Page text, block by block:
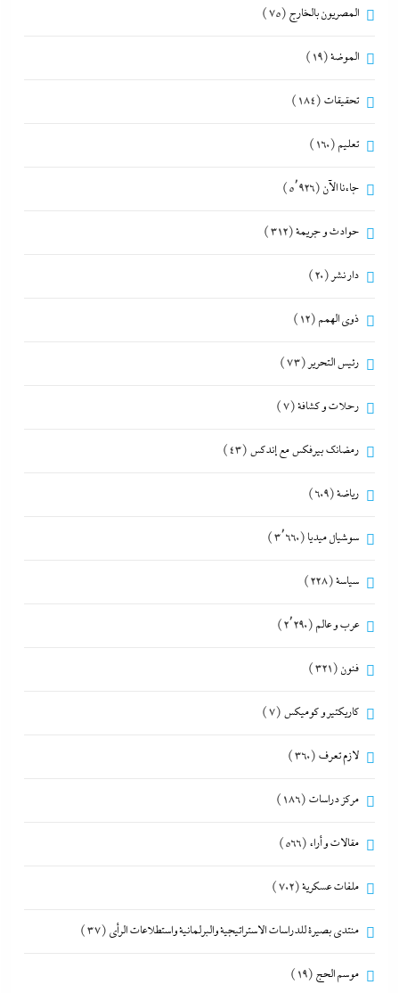
المصريون بالخارج (75)
الموضة(19)
تحقيقات (184)
تعليم (160)
جاءنا الآن (5٬926)
حوادث و جريمة(312)
دار نشر (20)
ذوى الهمم (12)
رئيس التحرير (73)
رحلات و كشافة(7)
رمضانك بيرفكس مع إندكس (43)
رياضة(609)
سوشيال ميديا (3٬660)
سياسة(228)
عرب و عالم (2٬290)
فنون (321)
كاريكتير و كوميكس (7)
لازم تعرف (360)
مركز دراسات (186)
مقالات و أراء (566)
ملفات عسكرية(702)
منتدى بصيرة للدراسات الاستراتيجية والبرلمانية واستطلاعات الرأى (37)
موسم الحج (19)